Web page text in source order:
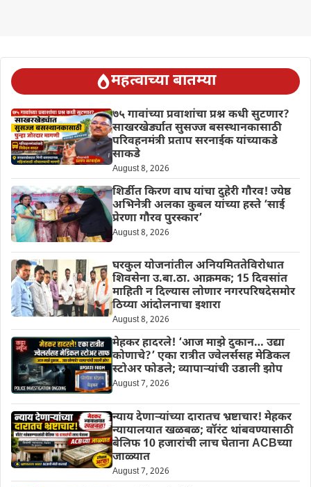
महत्वाच्या बातम्या
७५ गावांच्या प्रवाशांचा प्रश्न कधी सुटणार?
साखरखेर्ड्यात सुसज्ज बसस्थानकासाठी
परिवहनमंत्री प्रताप सरनाईक यांच्याकडे
साकडे
August 8, 2026
शिर्डीत किरण वाघ यांचा दुहेरी गौरव! ज्येष्ठ
अभिनेत्री अलका कुबल यांच्या हस्ते ‘साई
प्रेरणा गौरव पुरस्कार’
August 8, 2026
घरकुल योजनांतील अनियमिततेविरोधात
शिवसेना उ.बा.ठा. आक्रमक; 15 दिवसांत
माहिती न दिल्यास लोणार नगरपरिषदेसमोर
ठिय्या आंदोलनाचा इशारा
August 8, 2026
मेहकर हादरले! ‘आज माझे दुकान… उद्या
कोणाचे?’ एका रात्रीत ज्वेलर्ससह मेडिकल
स्टोअर फोडले; व्यापाऱ्यांची उडाली झोप
August 7, 2026
न्याय देणाऱ्यांच्या दारातच भ्रष्टाचार! मेहकर
न्यायालयात खळबळ; वॉरंट थांबवण्यासाठी
बेलिफ 10 हजारांची लाच घेताना ACBच्या
जाळ्यात
August 7, 2026